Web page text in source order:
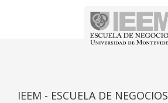
IEEM - ESCUELA DE NEGOCIOS